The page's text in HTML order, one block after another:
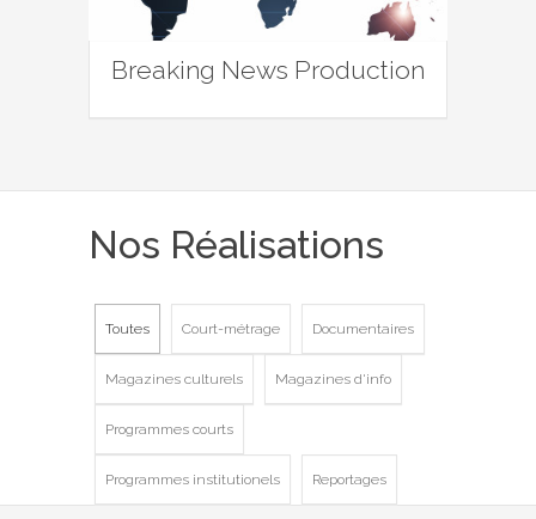
Breaking News Production
Nos Réalisations
Toutes Court-métrage Documentaires
Magazines culturels Magazines d'info
Programmes courts
Programmes institutionels Reportages